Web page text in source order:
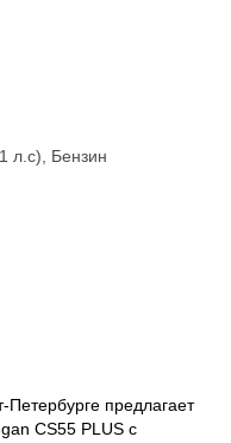
л.с), Бензин
предлагает
CS55 PLUS с